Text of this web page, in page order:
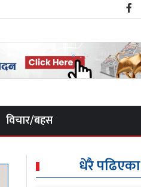
विचार/बहस
धेरै पढिएका